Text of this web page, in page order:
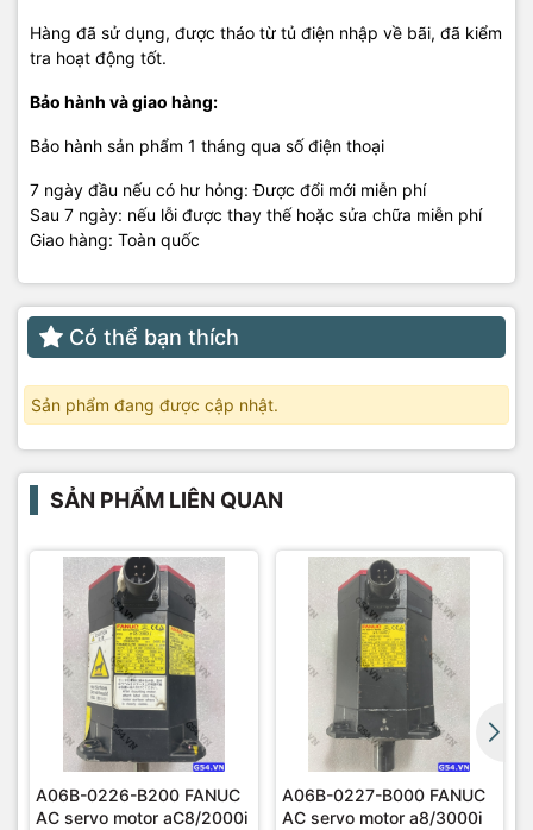
Hàng đã sử dụng, được tháo từ tủ điện nhập về bãi, đã kiểm
tra hoạt động tốt.
Bảo hành và giao hàng:
Bảo hành sản phẩm 1 tháng qua số điện thoại
7 ngày đầu nếu có hư hỏng: Được đổi mới miễn phí
Sau 7 ngày: nếu lỗi được thay thế hoặc sửa chữa miễn phí
Giao hàng: Toàn quốc
Có thể bạn thích
Sản phẩm đang được cập nhật.
SẢN PHẨM LIÊN QUAN
A06B-0226-B200 FANUC
AC servo motor aC8/2000i
A06B-0227-B000 FANUC
AC servo motor a8/3000i